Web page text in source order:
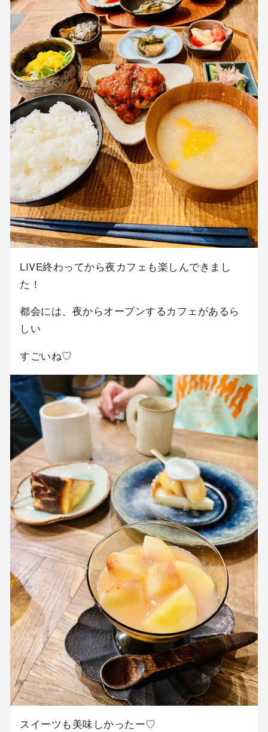
LIVE終わってから夜カフェも楽しんできまし
た！
都会には、夜からオープンするカフェがあるら
しい
すごいね♡
スイーツも美味しかったー♡